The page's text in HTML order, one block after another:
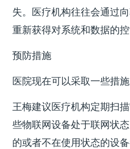
失。医疗机构往往会通过
重新获得对系统和数据的控
预防措施
医院现在可以采取一些措
王梅建议医疗机构定期扫
些物联网设备处于联网状
的或者不在使用状态的设